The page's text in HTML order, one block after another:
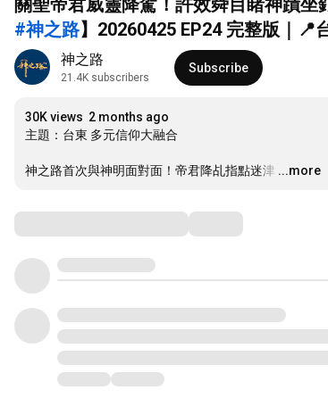
關聖帝君威靈降駕！許效舜目睹神蹟
#神之路】20260425 EP24 完整版｜📍
神之路
21.4K subscribers
Subscribe
30K views 2 months ago
主題：台東 多元信仰大融合
神之路首次與神明面對面！帝君降乩指點迷津 …
...more